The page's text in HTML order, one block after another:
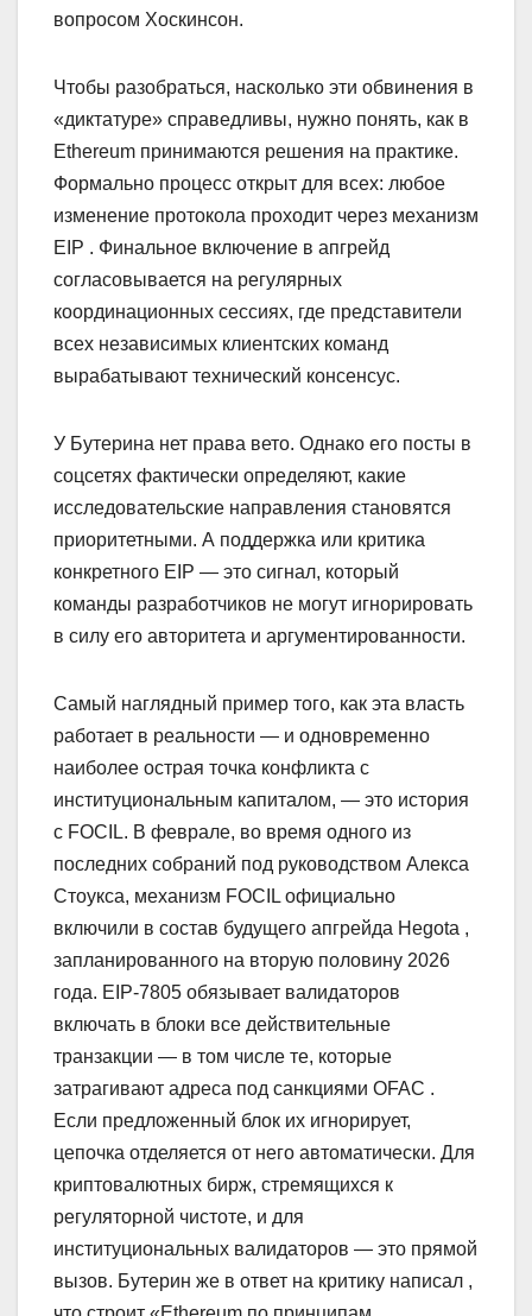
вопросом Хоскинсон.
Чтобы разобраться, насколько эти обвинения в
«диктатуре» справедливы, нужно понять, как в
Ethereum принимаются решения на практике.
Формально процесс открыт для всех: любое
изменение протокола проходит через механизм
EIP . Финальное включение в апгрейд
согласовывается на регулярных
координационных сессиях, где представители
всех независимых клиентских команд
вырабатывают технический консенсус.
У Бутерина нет права вето. Однако его посты в
соцсетях фактически определяют, какие
исследовательские направления становятся
приоритетными. А поддержка или критика
конкретного EIP — это сигнал, который
команды разработчиков не могут игнорировать
в силу его авторитета и аргументированности.
Самый наглядный пример того, как эта власть
работает в реальности — и одновременно
наиболее острая точка конфликта с
институциональным капиталом, — это история
с FOCIL. В феврале, во время одного из
последних собраний под руководством Алекса
Стоукса, механизм FOCIL официально
включили в состав будущего апгрейда Hegota ,
запланированного на вторую половину 2026
года. EIP-7805 обязывает валидаторов
включать в блоки все действительные
транзакции — в том числе те, которые
затрагивают адреса под санкциями OFAC .
Если предложенный блок их игнорирует,
цепочка отделяется от него автоматически. Для
криптовалютных бирж, стремящихся к
регуляторной чистоте, и для
институциональных валидаторов — это прямой
вызов. Бутерин же в ответ на критику написал ,